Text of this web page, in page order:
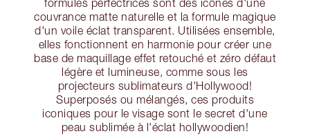
formules perfectrices sont des icônes d'une
couvrance matte naturelle et la formule magique
d'un voile éclat transparent. Utilisées ensemble,
elles fonctionnent en harmonie pour créer une
base de maquillage effet retouché et zéro défaut
légère et lumineuse, comme sous les
projecteurs sublimateurs d'Hollywood!
Superposés ou mélangés, ces produits
iconiques pour le visage sont le secret d'une
peau sublimée à l'éclat hollywoodien!